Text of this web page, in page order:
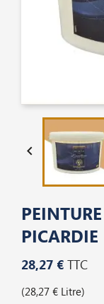

PICARDIE
28,27 € TTC
(28,27 € Litre)